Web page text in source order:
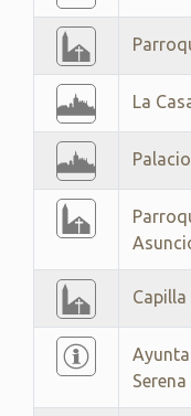
La
Capilla
Serena